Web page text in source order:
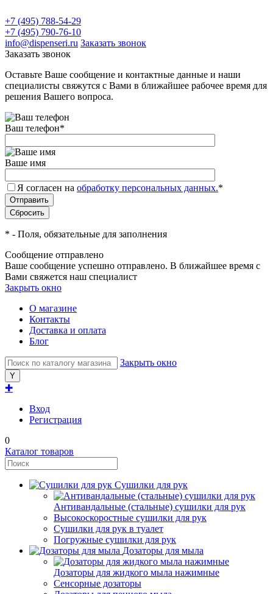
+7 (495) 788-54-29
+7 (495) 790-76-10
info@dispenseri.ru Заказать звонок
Заказать звонок
Оставьте Ваше сообщение и контактные данные и наши
специалисты свяжутся с Вами в ближайшее рабочее время для
решения Вашего вопроса.
Ваш телефон*
Ваше имя
Я согласен на обработку персональных данных.*
* - Поля, обязательные для заполнения
Сообщение отправлено
Ваше сообщение успешно отправлено. В ближайшее время с
Вами свяжется наш специалист
Закрыть окно
О магазине
Контакты
Доставка и оплата
Блог
Закрыть окно
✚
Вход
Регистрация
0
Каталог товаров
Сушилки для рук
Антивандальные (стальные) сушилки для рук
Высокоскоростные сушилки для рук
Сушилки для рук в туалет
Погружные сушилки для рук
Дозаторы для мыла
Дозаторы для жидкого мыла нажимные
Сенсорные дозаторы